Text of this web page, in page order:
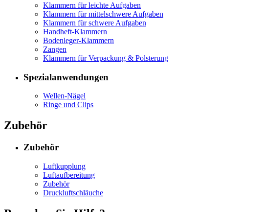
Klammern für leichte Aufgaben
Klammern für mittelschwere Aufgaben
Klammern für schwere Aufgaben
Handheft-Klammern
Bodenleger-Klammern
Zangen
Klammern für Verpackung & Polsterung
Spezialanwendungen
Wellen-Nägel
Ringe und Clips
Zubehör
Zubehör
Luftkupplung
Luftaufbereitung
Zubehör
Druckluftschläuche